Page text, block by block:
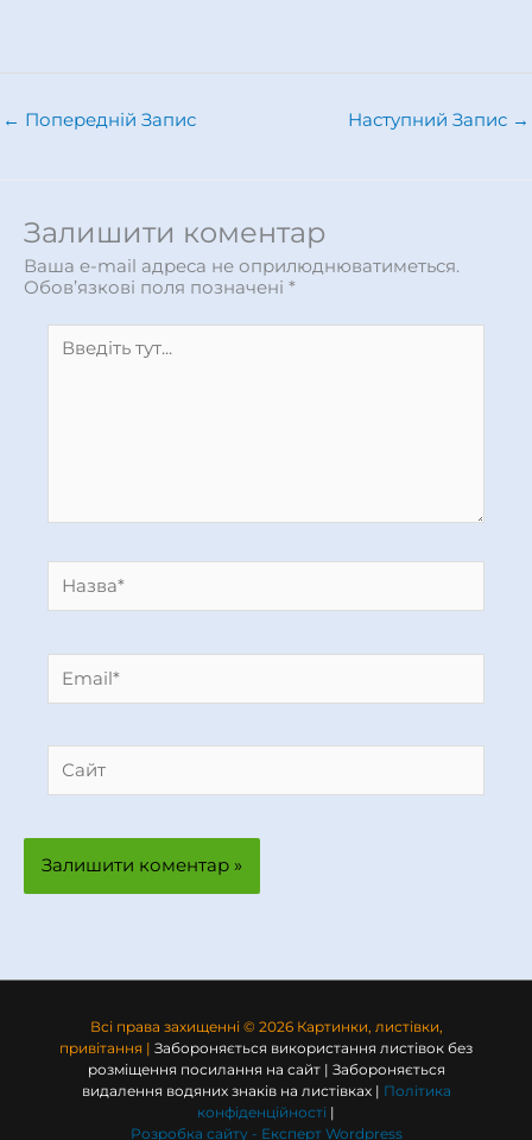
← Попередній Запис Наступний Запис →
Залишити коментар
Ваша e-mail адреса не оприлюднюватиметься.
Обов’язкові поля позначені *
тут...
Всі права захищенні © 2026 Картинки, листівки,
привітання | Забороняється використання листівок без
розміщення посилання на сайт | Забороняється
видалення водяних знаків на листівках | Політика
конфіденційності |
Розробка сайту - Експерт Wordpress